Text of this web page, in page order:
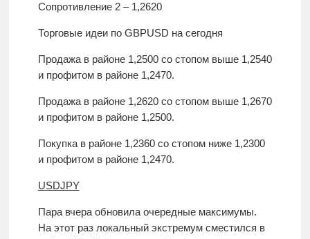
Сопротивление 2 – 1,2620
Торговые идеи по GBPUSD на сегодня
Продажа в районе 1,2500 со стопом выше 1,2540
и профитом в районе 1,2470.
Продажа в районе 1,2620 со стопом выше 1,2670
и профитом в районе 1,2500.
Покупка в районе 1,2360 со стопом ниже 1,2300
и профитом в районе 1,2470.
USDJPY
Пара вчера обновила очередные максимумы.
На этот раз локальный экстремум сместился в